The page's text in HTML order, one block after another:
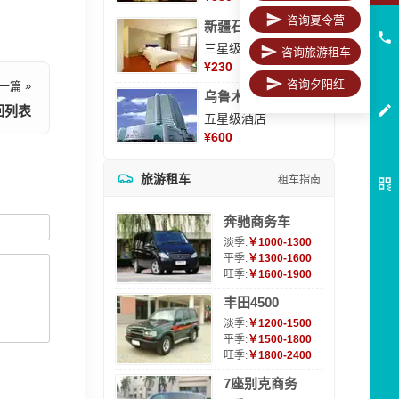
篇 »
列表
新疆石河子凯瑞酒店
三星级酒店
¥230
乌鲁木齐海德大酒店
五星级酒店
¥600
旅游租车 租车指南
奔驰商务车
淡季:￥1000-1300
平季:￥1300-1600
旺季:￥1600-1900
丰田4500
淡季:￥1200-1500
平季:￥1500-1800
旺季:￥1800-2400
7座别克商务
咨询夏令营
咨询旅游租车
咨询夕阳红